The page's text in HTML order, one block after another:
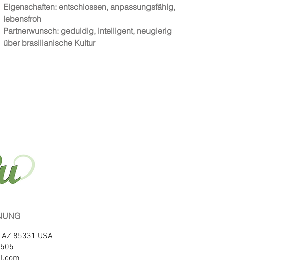
Eigenschaften: entschlossen, anpassungsfähig,
lebensfroh
Partnerwunsch: geduldig, intelligent, neugierig
über brasilianische Kultur
AZ 85331 USA